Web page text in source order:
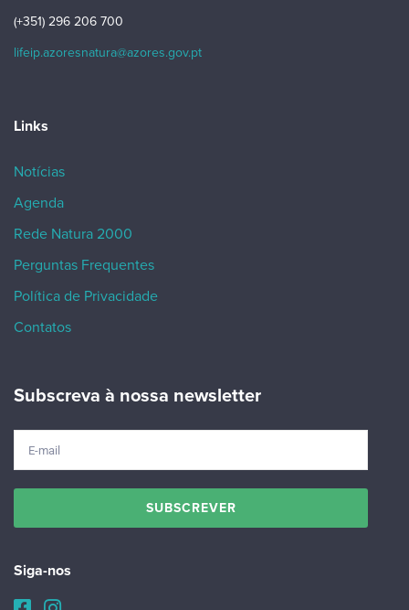
(+351) 296 206 700
lifeip.azoresnatura@azores.gov.pt
Links
Notícias
Agenda
Rede Natura 2000
Perguntas Frequentes
Política de Privacidade
Contatos
Subscreva à nossa newsletter
Siga-nos